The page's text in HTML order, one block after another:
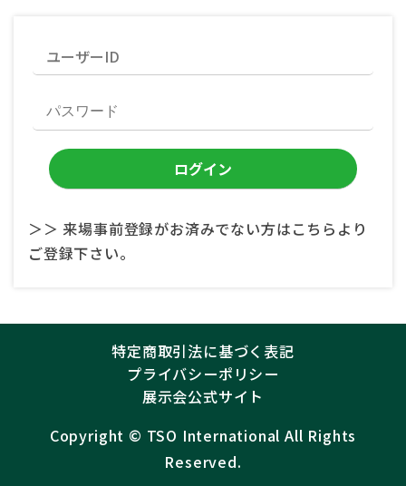
＞＞ 来場事前登録がお済みでない方はこちらより
ご登録下さい。
特定商取引法に基づく表記
プライバシーポリシー
展示会公式サイト
Copyright ©︎ TSO International All Rights
Reserved.